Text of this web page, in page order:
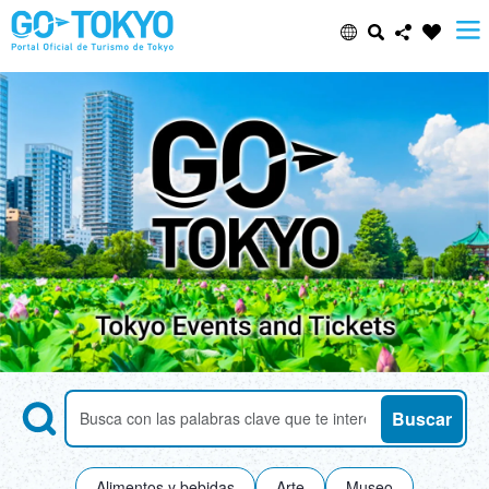
Select Language
日本語
ENGLISH
中文(简体)
中文(繁體/正體)
한글
ภาษาไทย
Share this page
Facebook
X (Twitter)
Email
Copy URL
Search
Buscar atracciones por palabra clave
Buscar